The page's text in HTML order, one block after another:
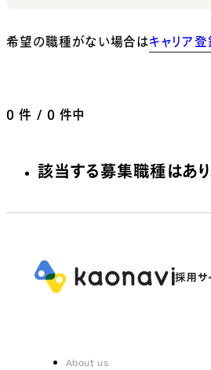
希望の職種がない場合はキャリア登
0 件 / 0 件中
該当する募集職種はあり
About us